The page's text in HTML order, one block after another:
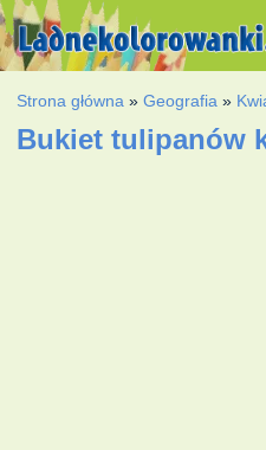
Strona główna »Geografia »
Bukiet tulipanów